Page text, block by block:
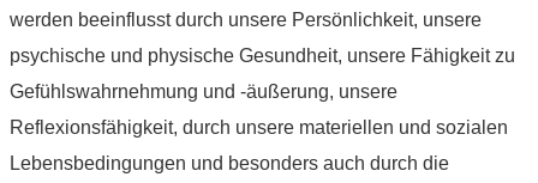
werden beeinflusst durch unsere Persönlichkeit, unsere
psychische und physische Gesundheit, unsere Fähigkeit zu
Gefühlswahrnehmung und -äußerung, unsere
Reflexionsfähigkeit, durch unsere materiellen und sozialen
Lebensbedingungen und besonders auch durch die